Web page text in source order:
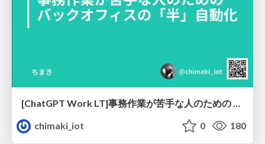
[ChatGPT Work LT]事務作業が苦手な人のための バックオフィスの「半」自動化
chimaki_iot
0 180